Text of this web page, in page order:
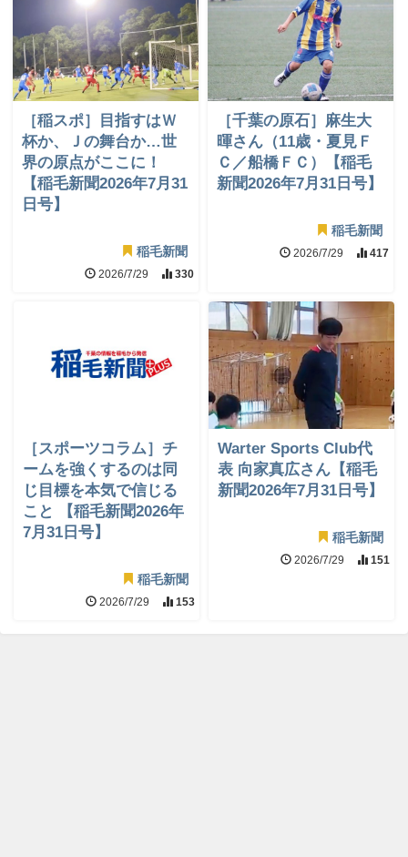
［稲スポ］目指すはＷ
杯か、Ｊの舞台か…世
界の原点がここに！
【稲毛新聞2026年7月31
日号】
稲毛新聞
2026/7/29 330
［千葉の原石］麻生大
暉さん（11歳・夏見Ｆ
Ｃ／船橋ＦＣ）【稲毛
新聞2026年7月31日号】
稲毛新聞
2026/7/29 417
［スポーツコラム］チ
ームを強くするのは同
じ目標を本気で信じる
こと 【稲毛新聞2026年
7月31日号】
稲毛新聞
2026/7/29 153
Warter Sports Club代
表 向家真広さん【稲毛
新聞2026年7月31日号】
稲毛新聞
2026/7/29 151